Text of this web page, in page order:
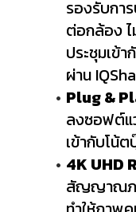
รองรับกา
ต่อกล้อง
ประชุมเข้
ผ่าน
Plug &
ลงซอฟต์แ
เข้ากับโน้
4K UHD
สัญญาณภ